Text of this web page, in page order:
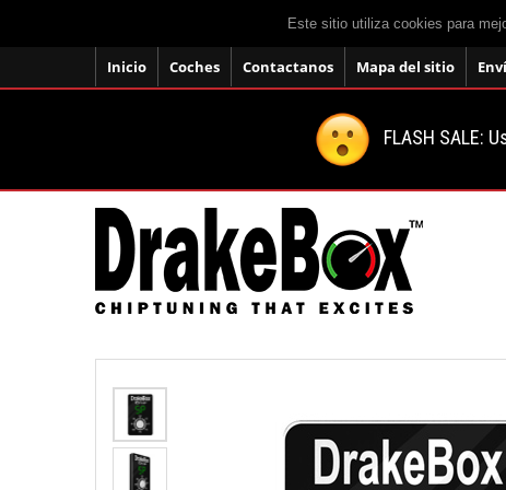
Este sitio utiliza cookies para
Inicio Coches Contactanos Mapa del sitio
FLASH SALE: